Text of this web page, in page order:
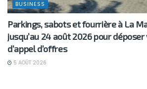
BUSINESS
Parkings, sabots et fourrière à La
jusqu’au 24 août 2026 pour
d’appel d’offres
5 AOÛT 2026